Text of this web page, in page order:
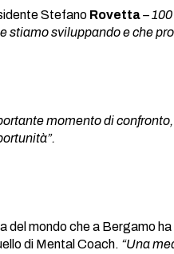
Stefano Rovetta–
stiamo sviluppando e che
momento di
del mondo che a Bergamo
di Mental Coach. “Una